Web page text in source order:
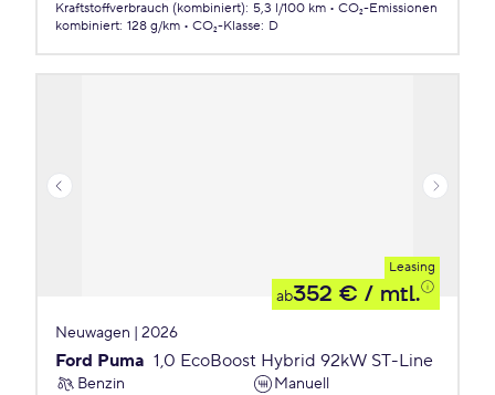
Kraftstoffverbrauch (kombiniert): 5,3 l/100 km
CO₂-Emissionen
kombiniert: 128 g/km CO₂-Klasse: D
Leasing
ab352 € / mtl.
Neuwagen | 2026
Ford Puma 1,0 EcoBoost Hybrid 92kW ST-Line
Benzin
Manuell